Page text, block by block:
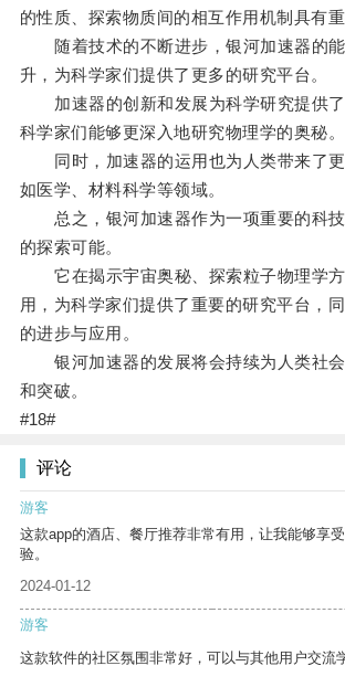
的性质、探索物质间的相互作用机制具有重
随着技术的不断进步，银河加速器的能
升，为科学家们提供了更多的研究平台。
加速器的创新和发展为科学研究提供了
科学家们能够更深入地研究物理学的奥秘。
同时，加速器的运用也为人类带来了更
如医学、材料科学等领域。
总之，银河加速器作为一项重要的科技
的探索可能。
它在揭示宇宙奥秘、探索粒子物理学方
用，为科学家们提供了重要的研究平台，
的进步与应用。
银河加速器的发展将会持续为人类社会
和突破。
#18#
评论
游客
这款app的酒店、餐厅推荐非常有用，让我能够享
验。
2024-01-12
游客
这款软件的社区氛围非常好，可以与其他用户交流